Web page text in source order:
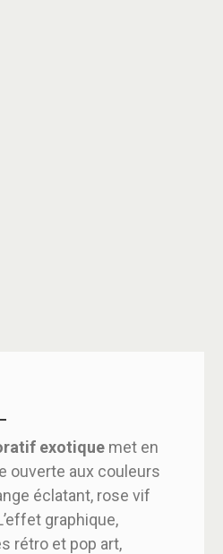
exotique met en
ouverte aux couleurs
éclatant, rose vif
graphique,
rétro et pop art,